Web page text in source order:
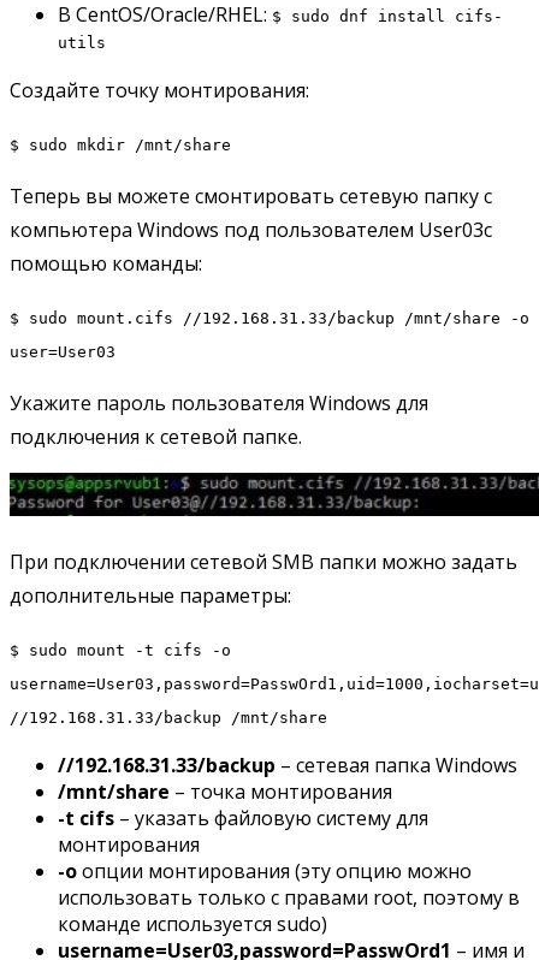
В CentOS/Oracle/RHEL: $ sudo dnf install cifs-
utils
Создайте точку монтирования:
$ sudo mkdir /mnt/share
Теперь вы можете смонтировать сетевую папку с
компьютера Windows под пользователем User03с
помощью команды:
$ sudo mount.cifs //192.168.31.33/backup /mnt/share -o
user=User03
Укажите пароль пользователя Windows для
подключения к сетевой папке.
При подключении сетевой SMB папки можно задать
дополнительные параметры:
$ sudo mount -t cifs -o
//192.168.31.33/backup /mnt/share
//192.168.31.33/backup – сетевая папка Windows
/mnt/share – точка монтирования
-t cifs – указать файловую систему для
монтирования
-oопции монтирования (эту опцию можно
использовать только с правами root, поэтому в
команде используется sudo)
username=User03,password=PasswOrd1 – имя и